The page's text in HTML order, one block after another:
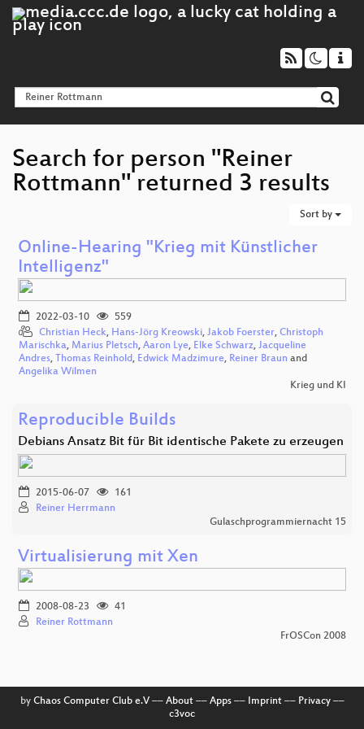
Search for person "Reiner
Rottmann" returned 3 results
Sort by
Online-Hearing "Krieg mit Künstlicher
Intelligenz"
2022-03-10
559
Christian Heck, Hans-Jörg Kreowski, Jakob Foerster, Christoph
Marischka, Marius Pletsch, Aaron Lye, Elke Schwarz, Jacqueline
Andres, Thomas Reinhold, Edwick Madzimure, Reiner Braun and
Angelika Wilmen
Krieg und KI
Reproducible Builds
Debians Ansatz Bit für Bit identische Pakete zu erzeugen
2015-06-07
161
Reiner Herrmann
Gulaschprogrammiernacht 15
Virtualisierung mit Xen
2008-08-23
41
Reiner Rottmann
FrOSCon 2008
by Chaos Computer Club e.V–– About–– Apps–– Imprint–– Privacy––
c3voc